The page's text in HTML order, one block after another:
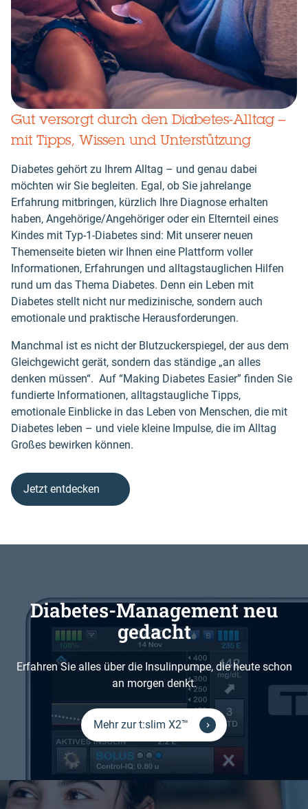
Gut versorgt durch den Diabetes-Alltag –
mit Tipps, Wissen und Unterstützung
Diabetes gehört zu Ihrem Alltag – und genau dabei
möchten wir Sie begleiten. Egal, ob Sie jahrelange
Erfahrung mitbringen, kürzlich Ihre Diagnose erhalten
haben, Angehörige/Angehöriger oder ein Elternteil eines
Kindes mit Typ-1-Diabetes sind: Mit unserer neuen
Themenseite bieten wir Ihnen eine Plattform voller
Informationen, Erfahrungen und alltagstauglichen Hilfen
rund um das Thema Diabetes. Denn ein Leben mit
Diabetes stellt nicht nur medizinische, sondern auch
emotionale und praktische Herausforderungen.
Manchmal ist es nicht der Blutzuckerspiegel, der aus dem
Gleichgewicht gerät, sondern das ständige „an alles
denken müssen“. Auf “Making Diabetes Easier” finden Sie
fundierte Informationen, alltagstaugliche Tipps,
emotionale Einblicke in das Leben von Menschen, die mit
Diabetes leben – und viele kleine Impulse, die im Alltag
Großes bewirken können.
Jetzt entdecken
Diabetes-Management neu
gedacht
Erfahren Sie alles über die Insulinpumpe, die heute schon
an morgen denkt.
Mehr zur t:slim X2™